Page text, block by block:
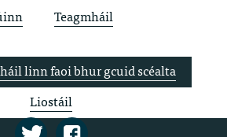
Teagmháil
linn faoi bhur gcuid scéalta
Liostáil